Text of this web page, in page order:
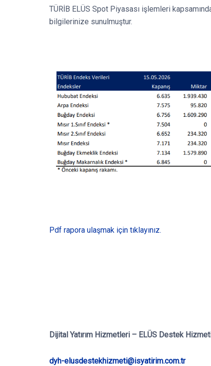
TÜRİB ELÜS Spot Piyasası işlemleri
bilgilerinize sunulmuştur.
Pdf rapora ulaşmak için tıklayınız.
Dijital Yatırım Hizmetleri – ELÜS Destek
dyh-elusdestekhizmeti@isyatirim.com.tr